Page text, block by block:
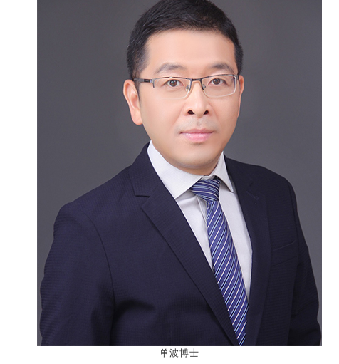
单波博士